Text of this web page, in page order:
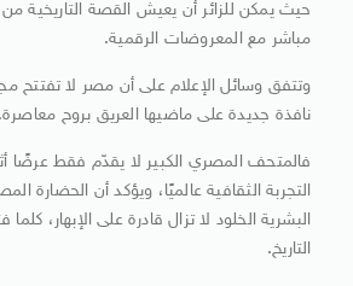
حيث يمكن للزائر أن يعيش القصة التاريخية من
مباشر مع المعروضات الرقمية.
وتتفق وسائل الإعلام على أن مصر لا تفتتح
نافذة جديدة على ماضيها العريق بروح معاصرة.
فالمتحف المصري الكبير لا يقدّم فقط عرضًا
التجربة الثقافية عالميًا، ويؤكد أن الحضارة
البشرية الخلود لا تزال قادرة على الإبهار،
التاريخ.